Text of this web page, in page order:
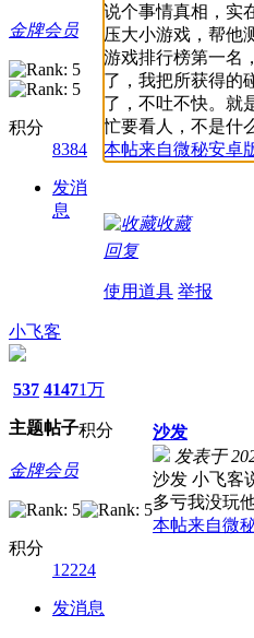
金牌会员
积分
8384
发消
息
说个事情真相，实
压大小游戏，帮他
游戏排行榜第一名
了，我把所获得的
了，不吐不快。就
忙要看人，不是什
本帖来自微秘安卓
收藏
回复
使用道具 举报
小飞客
537
主题
4147
帖子
1万
积分
金牌会员
积分
12224
发消息
沙发
发表于
沙发 小飞客
多亏我没玩
本帖来自微